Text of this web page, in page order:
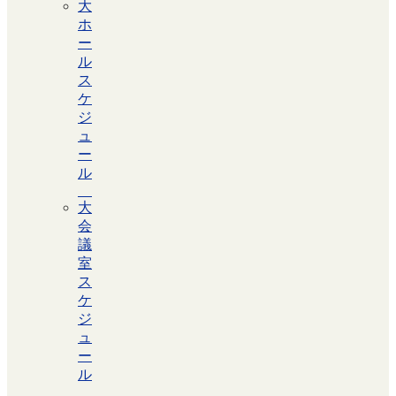
大
ホ
ー
ル
ス
ケ
ジ
ュ
ー
ル
大
会
議
室
ス
ケ
ジ
ュ
ー
ル